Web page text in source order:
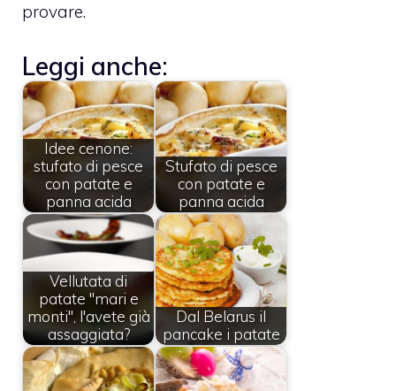
provare.
Leggi anche:
Idee cenone:
stufato di pesce
con patate e
panna acida
Stufato di pesce
con patate e
panna acida
Vellutata di
patate "mari e
monti", l'avete già
assaggiata?
Dal Belarus il
pancake i patate